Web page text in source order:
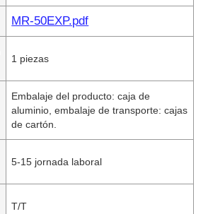
MR-50EXP.pdf
1 piezas
Embalaje del producto: caja de
aluminio, embalaje de transporte: cajas
de cartón.
5-15 jornada laboral
T/T